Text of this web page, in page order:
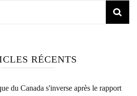
RÉCENTS
du Canada s'inverse après le rapport